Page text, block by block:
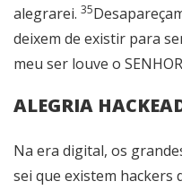
alegrarei. 35
deixem de existir para
meu ser louve o
ALEGRIA
Na era digital, os
sei que existem hackers